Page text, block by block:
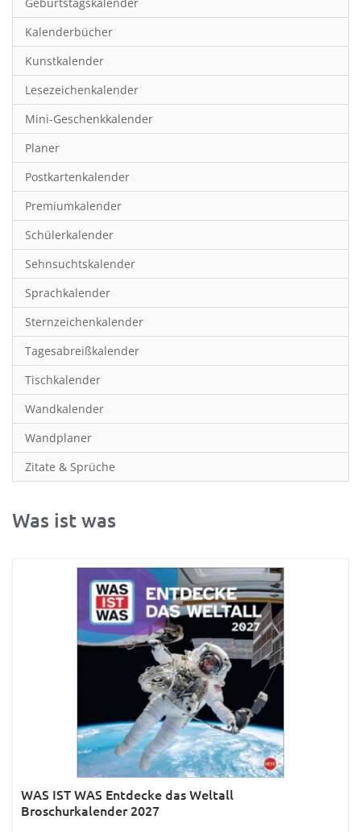
Fußball
Gaming
Geburtstagskalender
Geschichte
Hobby & Basteln
Humor & Cartoon
Inspiration & Entspannung
Inspiration & Spiritualität
Kinderkalender
Kunst
Länder & Städte
Landschaft & Natur
Lifestyle
Literatur
Manga & Animé
Neutrale Kalender
Partner- & Wandplaner
Planung & Organisation
Sternzeichen & Mond
Verkehr & Technik
Was ist was
Was ist was; Städte
Kalenderbücher
Kunstkalender
Lesezeichenkalender
Mini-Geschenkkalender
Planer
Postkartenkalender
Premiumkalender
Schülerkalender
Sehnsuchtskalender
Sprachkalender
Sternzeichenkalender
Tagesabreißkalender
Tischkalender
Wandkalender
Wandplaner
Zitate & Sprüche
Was ist was
WAS IST WAS Entdecke das Weltall
Broschurkalender 2027